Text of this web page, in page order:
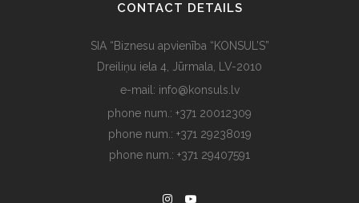
CONTACT DETAILS
SIA “Biznesu apvienība “KONSUL’S”
Dreiliņu iela 4, Jūrmala, LV-2010
e-mail: info@konsuls.lv
phone num.: +371 20012309
phone num.: +371 29238019
phone num.: +371 29407591